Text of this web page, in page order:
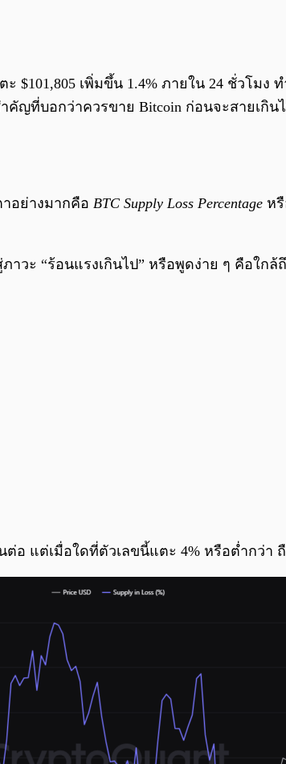
ะ $101,805 เพิ่มขึ้น 1.4% ภายใน 24 ชั่วโ
ญที่บอกว่าควรขาย Bitcoin ก่อนจะสายเกิน
าอย่างมากคือ BTC Supply Loss Percentage ห
าวะ “ร้อนแรงเกินไป” หรือพูดง่าย ๆ คือใก
ต่อ แต่เมื่อใดที่ตัวเลขนี้แตะ 4% หรือต่ำกว่